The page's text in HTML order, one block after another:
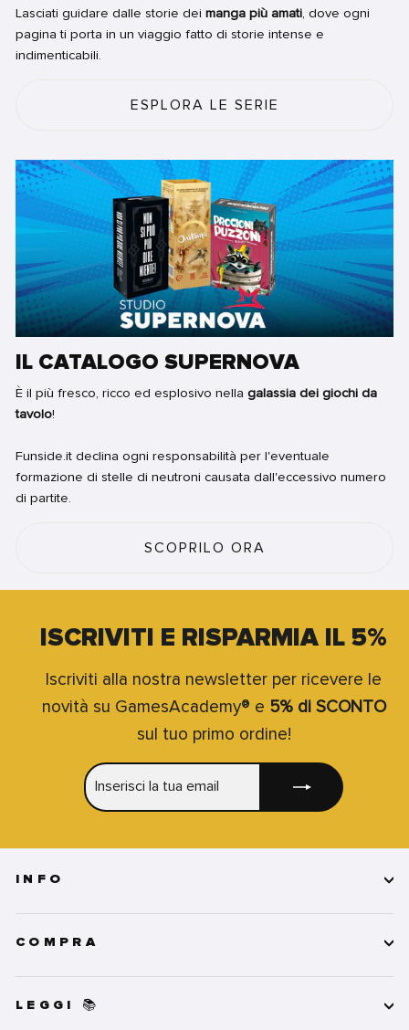
Lasciati guidare dalle storie dei manga più amati , dove ogni
pagina ti porta in un viaggio fatto di storie intense e
indimenticabili.
ESPLORA LE SERIE
IL CATALOGO SUPERNOVA
È il più fresco, ricco ed esplosivo nella galassia dei giochi da
tavolo!
Funside.it declina ogni responsabilità per l'eventuale
formazione di stelle di neutroni causata dall'eccessivo numero
di partite.
SCOPRILO ORA
ISCRIVITI E RISPARMIA IL 5%
Iscriviti alla nostra newsletter per ricevere le
novità su GamesAcademy® e 5% di SCONTO
sul tuo primo ordine!
LA
INFO
COMPRA
LEGGI 📚